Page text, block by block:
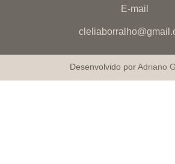
E-mail
Desenvolvido porAdriano